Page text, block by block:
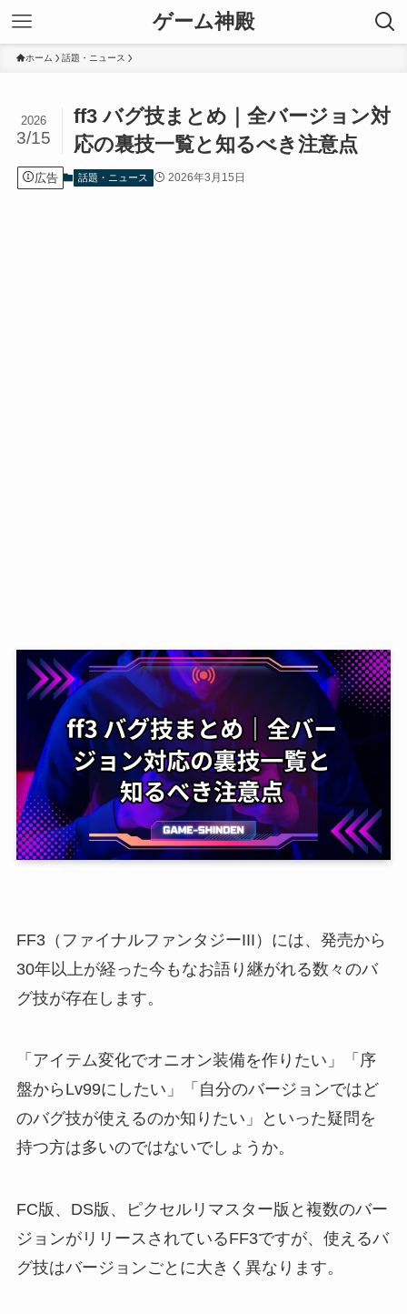
ゲーム神殿
ホーム 話題・ニュース
ff3 バグ技まとめ｜全バージョン対
応の裏技一覧と知るべき注意点
2026
3/15
広告 話題・ニュース 2026年3月15日
FF3（ファイナルファンタジーIII）には、発売から
30年以上が経った今もなお語り継がれる数々のバ
グ技が存在します。
「アイテム変化でオニオン装備を作りたい」「序
盤からLv99にしたい」「自分のバージョンではど
のバグ技が使えるのか知りたい」といった疑問を
持つ方は多いのではないでしょうか。
FC版、DS版、ピクセルリマスター版と複数のバー
ジョンがリリースされているFF3ですが、使えるバ
グ技はバージョンごとに大きく異なります。